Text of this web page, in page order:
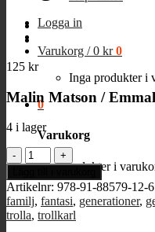
Logga in
Varukorg /0 kr 0
Inga produkter i
0
Varukorg
Inga produkter i
125 kr
Malin Matson /
4 i lager
Hugo
och
hans
magiska
morfar
mängd
Artikelnr: 978-91-88579-12-6
familj, fantasi, generationer,
trolla, trollkarl